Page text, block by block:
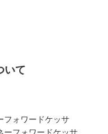
いて
フォワードケッサ
ーフォワードケッサ